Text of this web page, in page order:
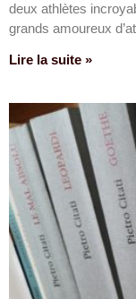
deux athlètes
grands amoureux
Lire la suite »